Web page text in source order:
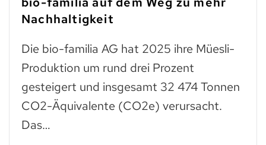
Nachhaltigkeit
Die bio-familia AG hat 2025 ihre Müesli-
Produktion um rund drei Prozent
gesteigert und insgesamt 32 474 Tonnen
CO2-Äquivalente (CO2e) verursacht.
Das…